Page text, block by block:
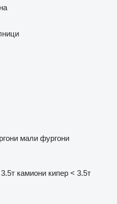
мали фургони
камиони кипер < 3.5т